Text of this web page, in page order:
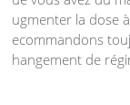
ugmenter la dose
ecommandons
hangement de